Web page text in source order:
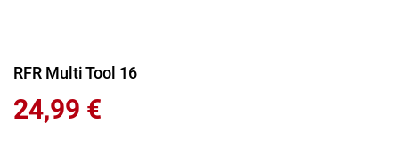
Zum
der
Bildgalerie
springen
RFR Multi Tool 16
24,99 €